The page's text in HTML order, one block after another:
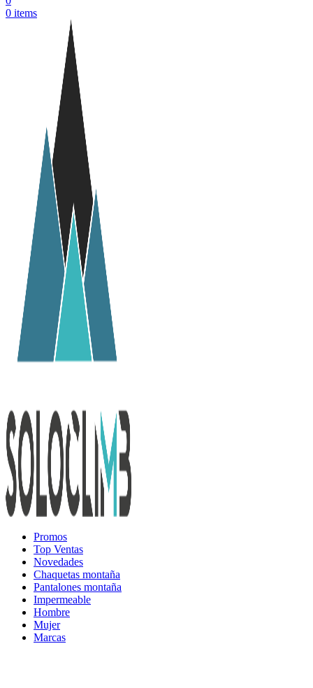
0 items
Promos
Top Ventas
Novedades
Chaquetas montaña
Pantalones montaña
Impermeable
Hombre
Mujer
Marcas